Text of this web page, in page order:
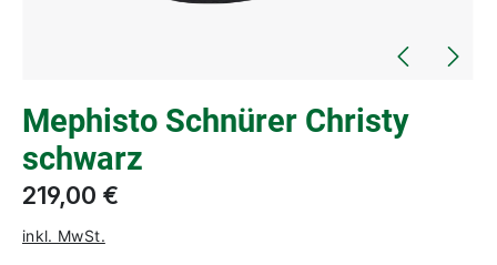
Mephisto Schnürer Christy
schwarz
219,00 €
inkl. MwSt.